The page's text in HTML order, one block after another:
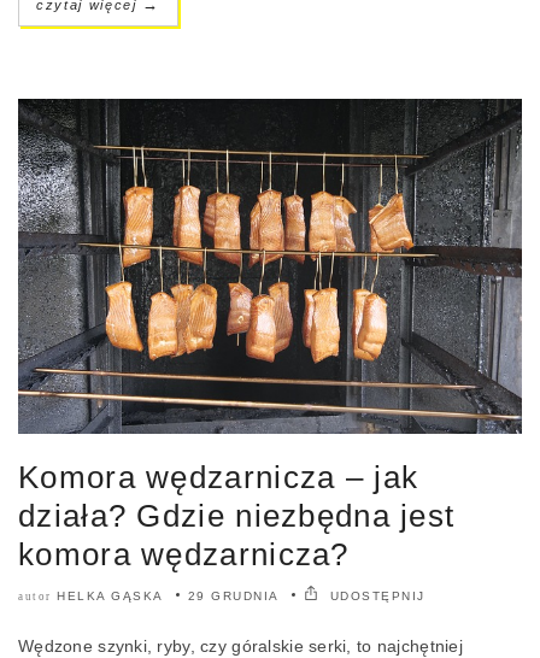
czytaj więcej →
Komora wędzarnicza – jak
działa? Gdzie niezbędna jest
komora wędzarnicza?
autor HELKA GĄSKA 29 GRUDNIA UDOSTĘPNIJ
Wędzone szynki, ryby, czy góralskie serki, to najchętniej